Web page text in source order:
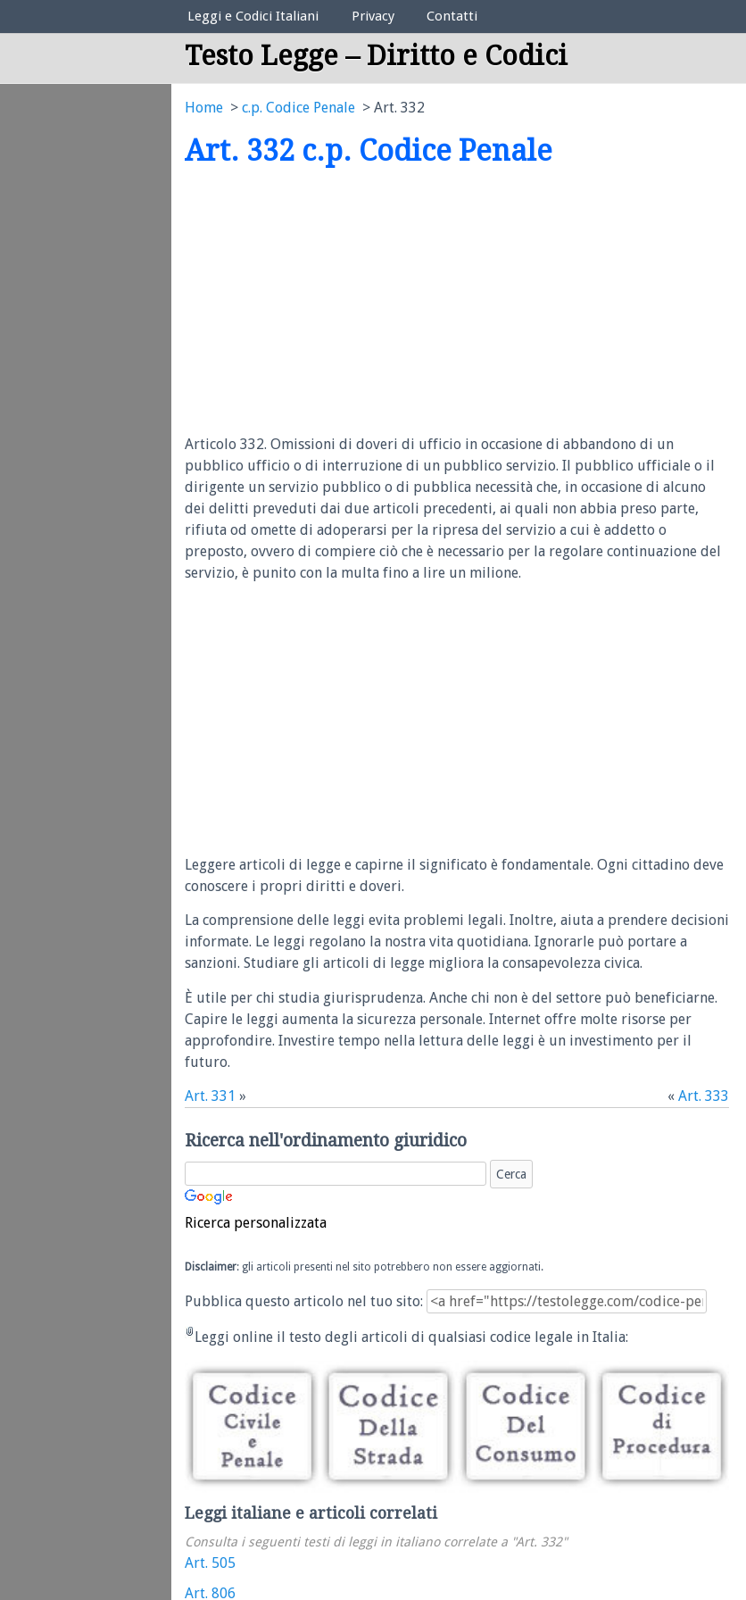
Elenco Codici Legali
Leggi e Codici Italiani Privacy Contatti
Testo Legge – Diritto e Codici
Home c.p. Codice Penale Art. 332
Art. 332 c.p. Codice Penale
Articolo 332. Omissioni di doveri di ufficio in occasione di abbandono di un
pubblico ufficio o di interruzione di un pubblico servizio. Il pubblico ufficiale o il
dirigente un servizio pubblico o di pubblica necessità che, in occasione di alcuno
dei delitti preveduti dai due articoli precedenti, ai quali non abbia preso parte,
rifiuta od omette di adoperarsi per la ripresa del servizio a cui è addetto o
preposto, ovvero di compiere ciò che è necessario per la regolare continuazione del
servizio, è punito con la multa fino a lire un milione.
Leggere articoli di legge e capirne il significato è fondamentale. Ogni cittadino deve
conoscere i propri diritti e doveri.
La comprensione delle leggi evita problemi legali. Inoltre, aiuta a prendere decisioni
informate. Le leggi regolano la nostra vita quotidiana. Ignorarle può portare a
sanzioni. Studiare gli articoli di legge migliora la consapevolezza civica.
È utile per chi studia giurisprudenza. Anche chi non è del settore può beneficiarne.
Capire le leggi aumenta la sicurezza personale. Internet offre molte risorse per
approfondire. Investire tempo nella lettura delle leggi è un investimento per il
futuro.
Art. 331 » « Art. 333
Ricerca nell'ordinamento giuridico
Ricerca personalizzata
Disclaimer: gli articoli presenti nel sito potrebbero non essere aggiornati.
Pubblica questo articolo nel tuo sito:
Leggi online il testo degli articoli di qualsiasi codice legale in Italia:
Leggi italiane e articoli correlati
Consulta i seguenti testi di leggi in italiano correlate a "Art. 332"
Art. 505
Art. 806